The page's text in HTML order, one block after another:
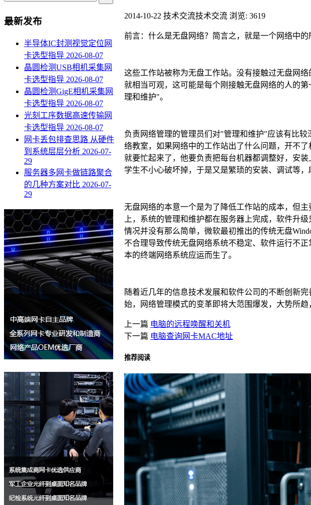
最新发布
半导体IC封测视觉定位网
卡选型指导 2026-08-07
晶圆检测USB相机采集网
卡选型指导 2026-08-07
晶圆检测GigE相机采集网
卡选型指导 2026-08-07
光刻工序数据高速传输网
卡选型指导 2026-08-07
网卡丢包排查思路 从硬件
到系统层层分析 2026-07-
29
服务器多网卡做链路聚合
的几种方案对比 2026-07-
29
2014-10-22 技术交流技术交流 浏览: 3619
前言：什么是无盘网络？简言之，就是一个网络中
这些工作站被称为无盘工作站。没有接触过无盘网
就相当可观，这可能是每个刚接触无盘网络的人的
理和维护"。
负责网络管理的管理员们对"管理和维护"应该有比
络教室，如果网络中的工作站出了什么问题，开不
就要忙起来了，他要负责把每台机器都调整好，安
学生不小心破坏掉，于是又是繁琐的安装、调试等
无盘网络的本意一个是为了降低工作站的成本，但
上，系统的管理和维护都在服务器上完成，软件升
情况并没有那么简单，微软最初推出的传统无盘
不合理导致传统无盘网络系统不稳定、软件运行不
本的终端网络系统应运而生了。
随着近几年的信息技术发展和软件公司的不断创新
始，网络管理模式的变革即将大范围爆发，大势所趋
上一篇 电脑的远程唤醒和关机
下一篇 电脑查询网卡MAC地址
推荐阅读